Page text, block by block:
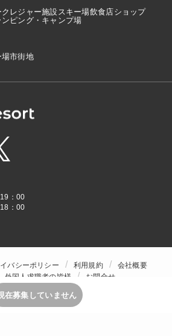
レジャー施設 スキー場飲食店ショップ
ンピング・キャンプ場
場市街地
：00
：00
バシーポリシー 利用規約
会社概要
外国人求職者の皆様
お問合せ
在募集していません